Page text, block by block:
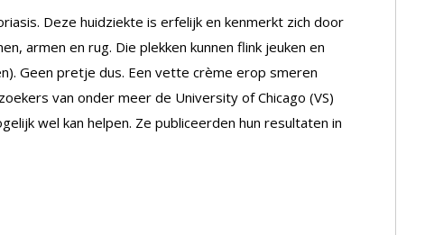
Deze huidziekte is erfelijk en kenmerkt zich door
armen en rug. Die plekken kunnen flink jeuken en
Geen pretje dus. Een vette crème erop smeren
van onder meer de University of Chicago (VS)
wel kan helpen. Ze publiceerden hun resultaten in